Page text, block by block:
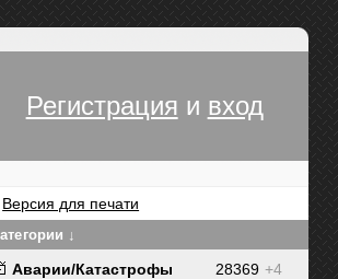
Регистрация и вход
Версия для печати
↓
+4
28369
Аварии/Катастрофы